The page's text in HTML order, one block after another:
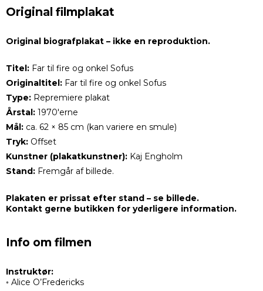
Original filmplakat
Original biografplakat – ikke en reproduktion.
Titel: Far til fire og onkel Sofus
Originaltitel: Far til fire og onkel Sofus
Type: Repremiere plakat
Årstal: 1970'erne
Mål: ca. 62 × 85 cm (kan variere en smule)
Tryk: Offset
Kunstner (plakatkunstner): Kaj Engholm
Stand: Fremgår af billede.
Plakaten er prissat efter stand – se billede.
Kontakt gerne butikken for yderligere information.
Info om filmen
Instruktør:
◦ Alice O’Fredericks